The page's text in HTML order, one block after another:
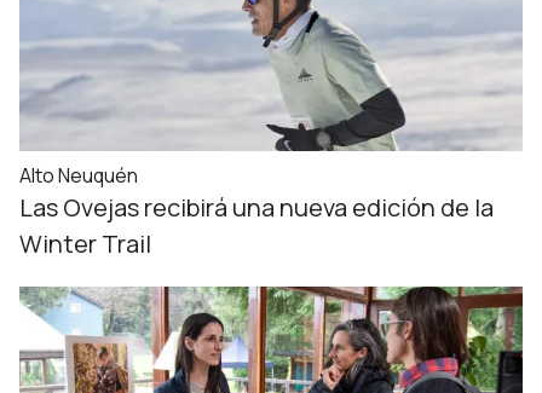
Alto Neuquén
Las Ovejas recibirá una nueva edición de la
Winter Trail